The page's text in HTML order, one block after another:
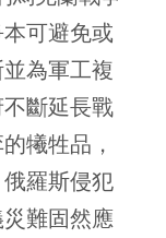
可避免或
為軍工複
斷延長戰
犧牲品，
羅斯侵犯
難固然應